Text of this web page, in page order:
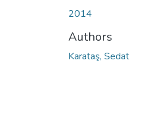
2014
Authors
Karataş, Sedat